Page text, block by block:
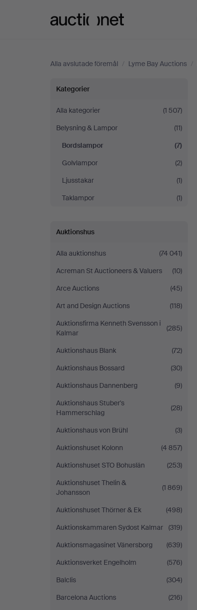
Alla avslutade föremål / Lyme Bay Auctions /
Bordslampor
på
Lyme
Bay
Auctions
Kategorier
Alla kategorier
(1 507)
Belysning & Lampor
(11)
Bordslampor
(7)
Golvlampor
(2)
Ljusstakar
(1)
Taklampor
(1)
Auktionshus
Alla auktionshus
(74 041)
Acreman St Auctioneers & Valuers
(10)
Arce Auctions
(45)
Art and Design Auctions
(118)
Auktionsfirma Kenneth Svensson i
Kalmar
(285)
Auktionshaus Blank
(72)
Auktionshaus Bossard
(30)
Auktionshaus Dannenberg
(9)
Auktionshaus Stuber's
Hammerschlag
(28)
Auktionshaus von Brühl
(3)
Auktionshuset Kolonn
(4 857)
Auktionshuset STO Bohuslän
(253)
Auktionshuset Thelin &
Johansson
(1 869)
Auktionshuset Thörner & Ek
(498)
Auktionskammaren Sydost Kalmar
(319)
Auktionsmagasinet Vänersborg
(639)
Auktionsverket Engelholm
(576)
Balclis
(304)
Barcelona Auctions
(216)